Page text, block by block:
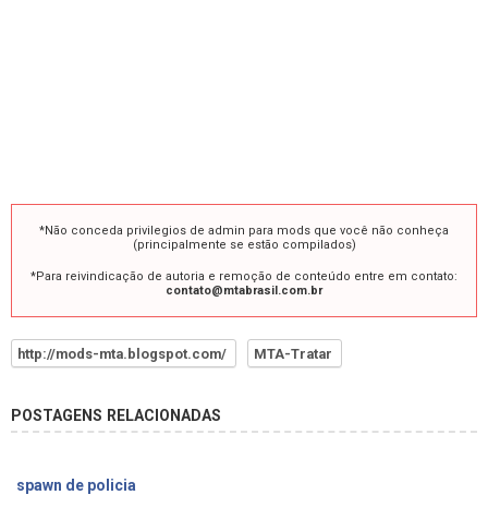
*Não conceda privilegios de admin para mods que você não conheça
(principalmente se estão compilados)
*Para reivindicação de autoria e remoção de conteúdo entre em contato:
contato@mtabrasil.com.br
http://mods-mta.blogspot.com/ MTA-Tratar
POSTAGENS RELACIONADAS
spawn de policia